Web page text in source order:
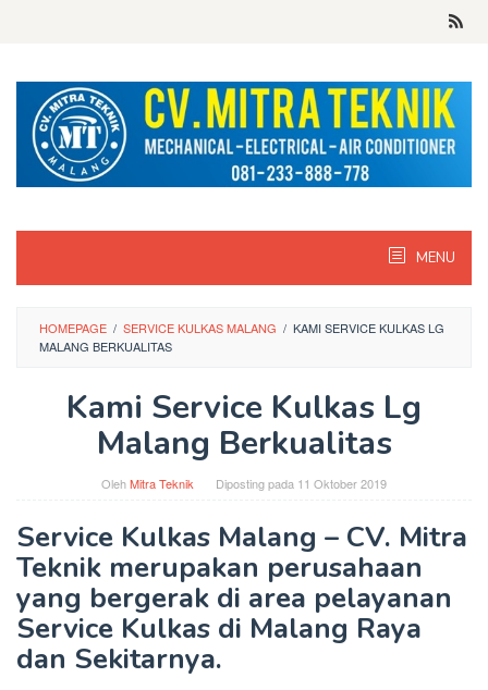
MENU
HOMEPAGE / SERVICE KULKAS MALANG / KAMI SERVICE KULKAS LG
MALANG BERKUALITAS
Kami Service Kulkas Lg
Malang Berkualitas
OlehMitra Teknik Diposting pada 11 Oktober 2019
Service Kulkas Malang – CV. Mitra
Teknik merupakan perusahaan
yang bergerak di area pelayanan
Service Kulkas di Malang Raya
dan Sekitarnya.